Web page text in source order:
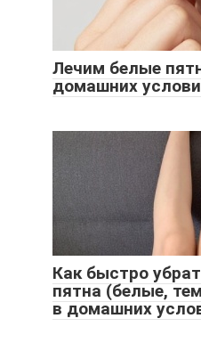
Лечим белые
домашних
Как быстро
пятна (белые,
в домашних